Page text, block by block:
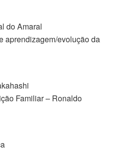
do Amaral
aprendizagem/evolução da
Familiar – Ronaldo